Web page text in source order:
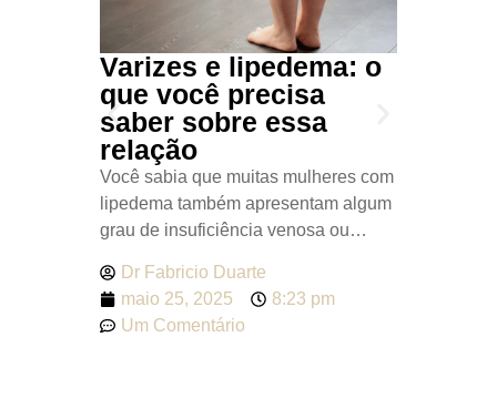
Varizes e lipedema: o
que você precisa
saber sobre essa
relação
Você sabia que muitas mulheres com
lipedema também apresentam algum
grau de insuficiência venosa ou
condição que muitas vezes caminha
ao lado das varizes — e essa
associação, quando não identificada
Dr Fabricio Duarte
maio 25, 2025
8:23 pm
Um Comentário